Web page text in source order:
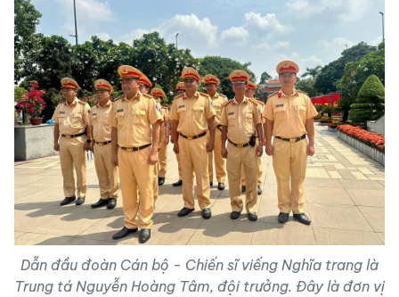
Dẫn đầu đoàn Cán bộ - Chiến sĩ viếng Nghĩa trang là
Trung tá Nguyễn Hoàng Tâm, đội trưởng. Đây là đơn vị